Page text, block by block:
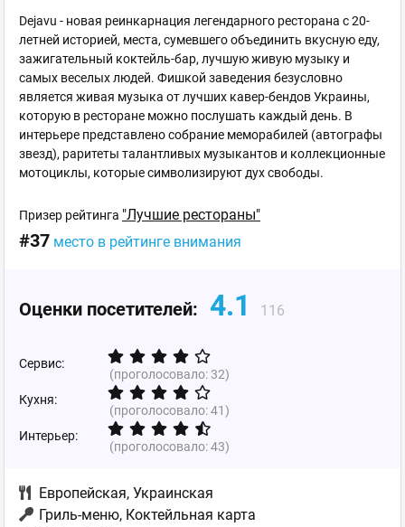
Dejavu - новая реинкарнация легендарного ресторана с 20-
летней историей, места, сумевшего объединить вкусную еду,
зажигательный коктейль-бар, лучшую живую музыку и
самых веселых людей. Фишкой заведения безусловно
является живая музыка от лучших кавер-бендов Украины,
которую в ресторане можно послушать каждый день. В
интерьере представлено собрание меморабилей (автографы
звезд), раритеты талантливых музыкантов и коллекционные
мотоциклы, которые символизируют дух свободы.
Призер рейтинга "Лучшие рестораны"
#37 место в рейтинге внимания
Оценки посетителей: 4.1 116
Сервис:
(проголосовало:32)
Кухня:
(проголосовало:41)
Интерьер:
(проголосовало:43)
Европейская, Украинская
Гриль-меню, Коктейльная карта